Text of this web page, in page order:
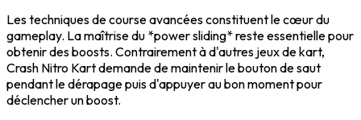
Les techniques de course avancées constituent le cœur du
gameplay. La maîtrise du *power sliding* reste essentielle pour
obtenir des boosts. Contrairement à d'autres jeux de kart,
Crash Nitro Kart demande de maintenir le bouton de saut
pendant le dérapage puis d'appuyer au bon moment pour
déclencher un boost.